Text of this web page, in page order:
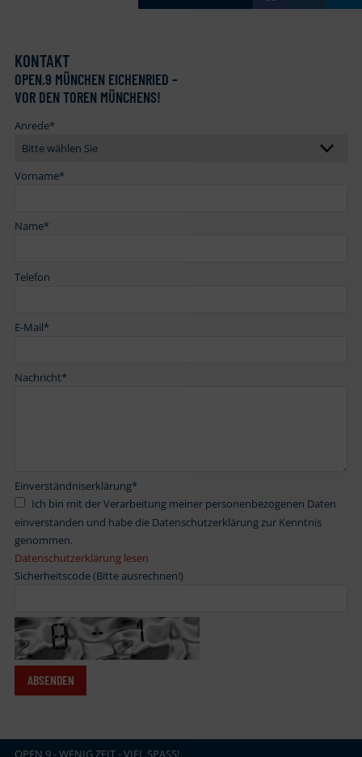
KONTAKT
OPEN.9 MÜNCHEN EICHENRIED –
VOR DEN TOREN MÜNCHENS!
Anrede*
Vorname*
Name*
Telefon
E-Mail*
Nachricht*
Einverständniserklärung*
einverstanden und habe die Datenschutzerklärung zur Kenntnis
genommen.
Datenschutzerklärung lesen
Sicherheitscode (Bitte ausrechnen!)
OPEN.9 - WENIG ZEIT - VIEL SPASS!